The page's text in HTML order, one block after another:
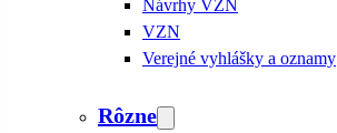
Návrhy VZN
VZN
Verejné vyhlášky a oznamy
Rôzne